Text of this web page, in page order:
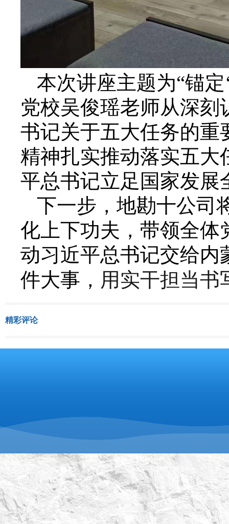
本次讲座主题为“锚
党校吴俊瑶老师从深
书记关于五大任务的重
精神扎实推动落实五大
平总书记立足国家发展
下一步，地勘十公司
化上下功夫，带领全体
动习近平总书记交给内
件大事， 用实干担当书
精彩评论